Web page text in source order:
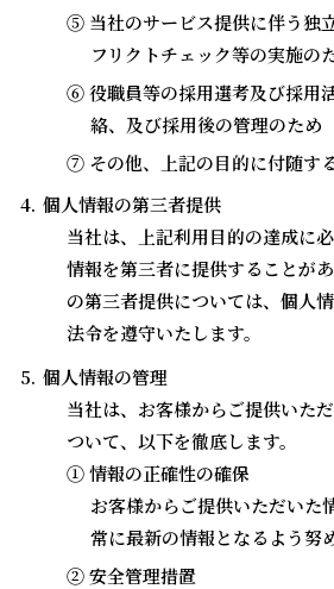
⑤ 当社のサービス提供に伴う独
フリクトチェック等の実施の
⑥ 役職員等の採用選考及び採用
絡、及び採用後の管理のため
⑦ その他、上記の目的に付随す
個人情報の第三者提供
当社は、上記利用目的の達成に
情報を第三者に提供することが
の第三者提供については、個人
法令を遵守いたします。
個人情報の管理
当社は、お客様からご提供いた
ついて、以下を徹底します。
① 情報の正確性の確保
お客様からご提供いただいた
常に最新の情報となるよう努
② 安全管理措置